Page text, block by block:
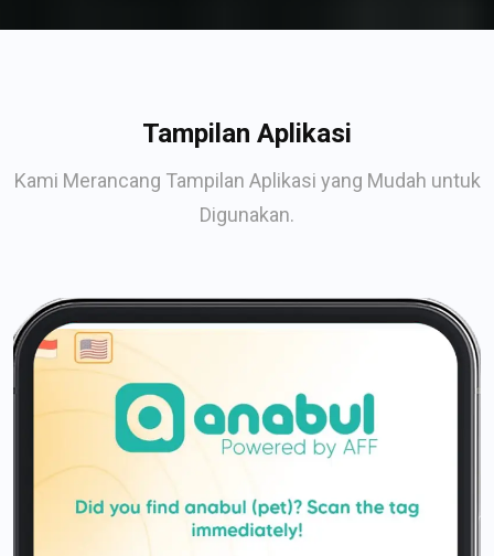
Tampilan Aplikasi
Kami Merancang Tampilan Aplikasi yang Mudah untuk
Digunakan.